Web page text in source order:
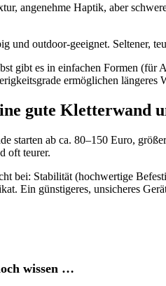
angenehme Haptik, aber
und outdoor-geeignet. Seltener,
gibt es in einfachen Formen (für
ermöglichen längeres
gute Kletterwand
starten ab ca. 80–150 Euro,
oft teurer.
bei: Stabilität (hochwertige
Ein günstigeres, unsicheres
wissen …